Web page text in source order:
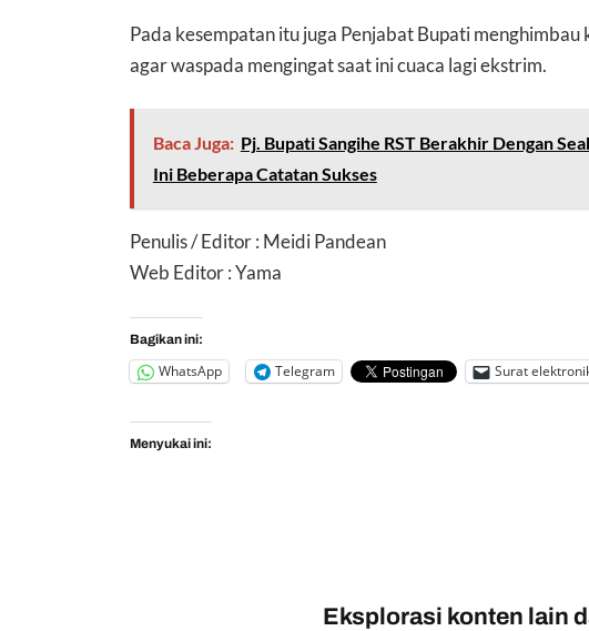
Pada kesempatan itu juga Penjabat Bupati
agar waspada mengingat saat ini cuaca lagi ekstrim.
Baca Juga: Pj. Bupati Sangihe RST Berakhir Dengan
Ini Beberapa Catatan Sukses
Penulis / Editor : Meidi Pandean
Web Editor : Yama
Bagikan ini:
WhatsApp Telegram Surat
Menyukai ini:
Eksplorasi konten lain